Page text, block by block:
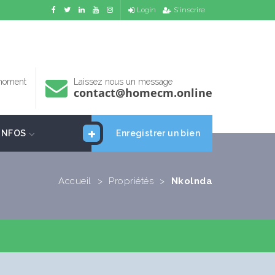
Login S'inscrire
Laissez nous un message
contact@homecm.online
Enregistrer un bien
Accueil > Propriétés > Nkolnda